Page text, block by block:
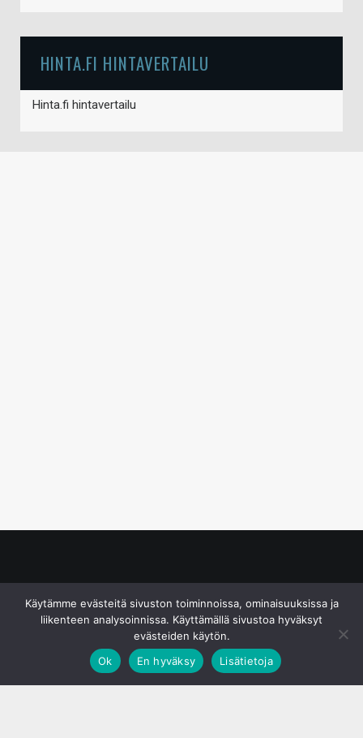
HINTA.FI HINTAVERTAILU
Hinta.fi hintavertailu
Käytämme evästeitä sivuston toiminnoissa, ominaisuuksissa ja
liikenteen analysoinnissa. Käyttämällä sivustoa hyväksyt
evästeiden käytön.
Ok
En hyväksy Lisätietoja